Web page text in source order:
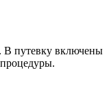
В путевку включены